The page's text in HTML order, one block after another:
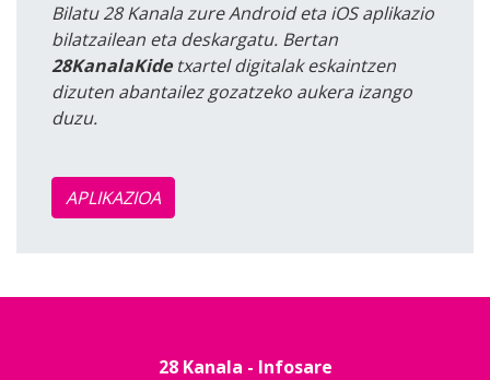
Bilatu 28 Kanala zure Android eta iOS aplikazio
bilatzailean eta deskargatu. Bertan
28KanalaKidetxartel digitalak eskaintzen
dizuten abantailez gozatzeko aukera izango
duzu.
APLIKAZIOA
28 Kanala - Infosare